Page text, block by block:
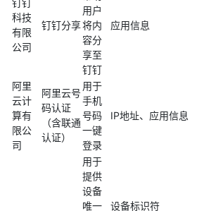
钉钉
科技
有限
公司
钉钉分享
用户
将内
容分
享至
钉钉
应用信息
阿里
云计
算有
限公
司
阿里云号
码认证
（含联通
认证）
用于
手机
号码
一键
登录
IP地址、应用信息
用于
提供
设备
唯一
设备标识符